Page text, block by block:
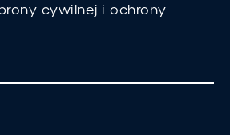
cywilnej i ochrony